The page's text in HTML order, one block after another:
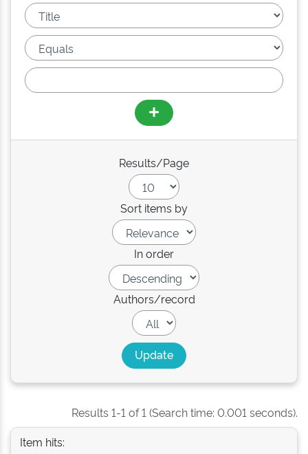
Results/Page
Sort items by
In order
Authors/record
Results 1-1 of 1 (Search time: 0.001 seconds).
Item hits: